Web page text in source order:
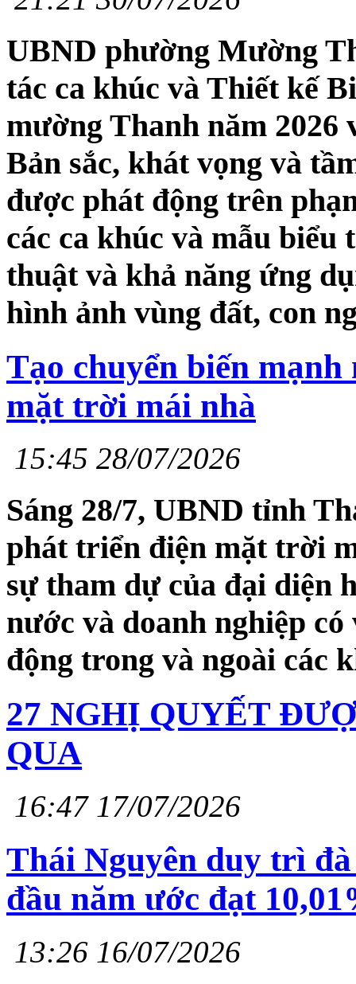
UBND phường Mường
tác ca khúc và Thiết kế
mường Thanh năm
Bản sắc, khát vọng và
được phát động trên
các ca khúc và mẫu
thuật và khả năng ứng
hình ảnh vùng đất, con
Tạo chuyển biến
mặt trời mái nhà
15:45 28/07/2026
Sáng 28/7, UBND tỉnh
phát triển điện mặt trời
sự tham dự của đại diện
nước và doanh nghiệp
động trong và ngoài các
27 NGHỊ QUYẾT
QUA
16:47 17/07/2026
Thái Nguyên duy trì
đầu năm ước đạt
13:26 16/07/2026